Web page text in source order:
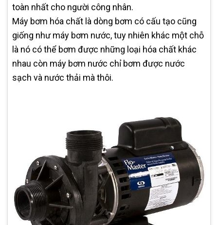
toàn nhất cho người công nhân.
Máy bơm hóa chất là dòng bơm có cấu tạo cũng
giống như máy bơm nước, tuy nhiên khác một chỗ
là nó có thể bơm được những loại hóa chất khác
nhau còn máy bơm nước chỉ bơm được nước
sạch và nước thải mà thôi.